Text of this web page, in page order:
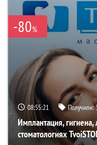
-80%
08:55:20 Получили:
Имплантация,
стоматологиях